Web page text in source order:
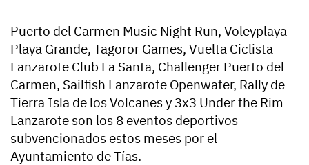
Puerto del Carmen Music Night Run, Voleyplaya
Playa Grande, Tagoror Games, Vuelta Ciclista
Lanzarote Club La Santa, Challenger Puerto del
Carmen, Sailfish Lanzarote Openwater, Rally de
Tierra Isla de los Volcanes y 3x3 Under the Rim
Lanzarote son los 8 eventos deportivos
subvencionados estos meses por el
Ayuntamiento de Tías.